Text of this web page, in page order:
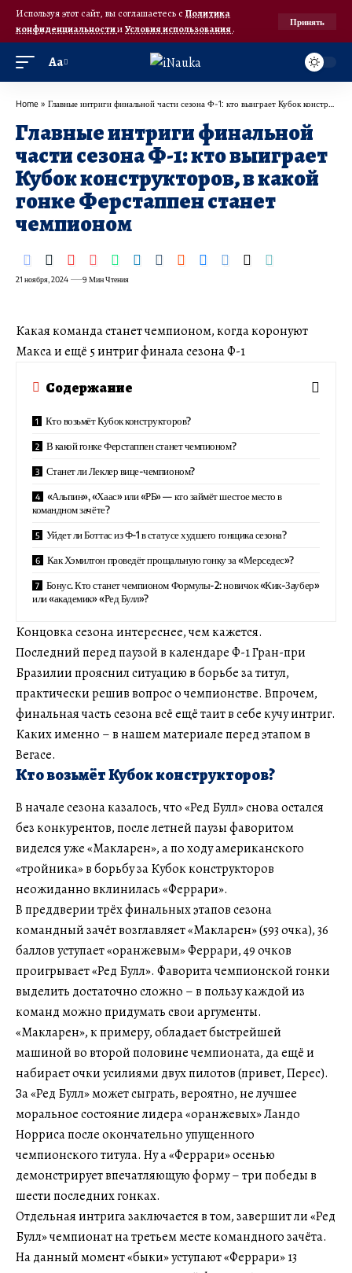
Используя этот сайт, вы соглашаетесь с Политика
конфиденциальностииУсловия использования.
Принять
Аа
Home » Главные интриги финальной части сезона Ф-1: кто выиграет Кубок конструкторов, в какой гонке Ферстаппен станет чемпионом
Главные интриги финальной
части сезона Ф-1: кто выиграет
Кубок конструкторов, в какой
гонке Ферстаппен станет
чемпионом
21 ноября, 2024 9 Мин Чтения
Какая команда станет чемпионом, когда коронуют
Макса и ещё 5 интриг финала сезона Ф-1
Содержание
Кто возьмёт Кубок конструкторов?
В какой гонке Ферстаппен станет чемпионом?
Станет ли Леклер вице-чемпионом?
«Альпин», «Хаас» или «РБ» — кто займёт шестое место в
командном зачёте?
Уйдет ли Боттас из Ф-1 в статусе худшего гонщика сезона?
Как Хэмилтон проведёт прощальную гонку за «Мерседес»?
Бонус. Кто станет чемпионом Формулы-2: новичок «Кик-Заубер»
или «академик» «Ред Булл»?
Концовка сезона интереснее, чем кажется.
Последний перед паузой в календаре Ф-1 Гран-при
Бразилии прояснил ситуацию в борьбе за титул,
практически решив вопрос о чемпионстве. Впрочем,
финальная часть сезона всё ещё таит в себе кучу интриг.
Каких именно – в нашем материале перед этапом в
Вегасе.
Кто возьмёт Кубок конструкторов?
В начале сезона казалось, что «Ред Булл» снова остался
без конкурентов, после летней паузы фаворитом
виделся уже «Макларен», а по ходу американского
«тройника» в борьбу за Кубок конструкторов
неожиданно вклинилась «Феррари».
В преддверии трёх финальных этапов сезона
командный зачёт возглавляет «Макларен» (593 очка), 36
баллов уступает «оранжевым» Феррари, 49 очков
проигрывает «Ред Булл». Фаворита чемпионской гонки
выделить достаточно сложно – в пользу каждой из
команд можно придумать свои аргументы.
«Макларен», к примеру, обладает быстрейшей
машиной во второй половине чемпионата, да ещё и
набирает очки усилиями двух пилотов (привет, Перес).
За «Ред Булл» может сыграть, вероятно, не лучшее
моральное состояние лидера «оранжевых» Ландо
Норриса после окончательно упущенного
чемпионского титула. Ну а «Феррари» осенью
демонстрирует впечатляющую форму – три победы в
шести последних гонках.
Отдельная интрига заключается в том, завершит ли «Ред
Булл» чемпионат на третьем месте командного зачёта.
На данный момент «быки» уступают «Феррари» 13